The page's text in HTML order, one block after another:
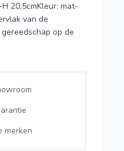
20,5cmKleur: mat-
van de
op de
merken